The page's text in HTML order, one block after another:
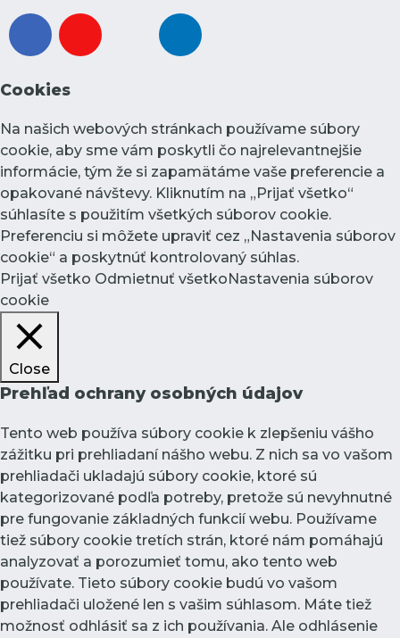
facebookyoutube instagramlinkedin
Cookies
Na našich webových stránkach používame súbory
cookie, aby sme vám poskytli čo najrelevantnejšie
informácie, tým že si zapamätáme vaše preferencie a
opakované návštevy. Kliknutím na „Prijať všetko“
súhlasíte s použitím všetkých súborov cookie.
Preferenciu si môžete upraviť cez „Nastavenia súborov
cookie“ a poskytnúť kontrolovaný súhlas.
Prijať všetko Odmietnuť všetkoNastavenia súborov
cookie
Close
Prehľad ochrany osobných údajov
Tento web používa súbory cookie k zlepšeniu vášho
zážitku pri prehliadaní nášho webu. Z nich sa vo vašom
prehliadači ukladajú súbory cookie, ktoré sú
kategorizované podľa potreby, pretože sú nevyhnutné
pre fungovanie základných funkcií webu. Používame
tiež súbory cookie tretích strán, ktoré nám pomáhajú
analyzovať a porozumieť tomu, ako tento web
používate. Tieto súbory cookie budú vo vašom
prehliadači uložené len s vašim súhlasom. Máte tiež
možnosť odhlásiť sa z ich používania. Ale odhlásenie